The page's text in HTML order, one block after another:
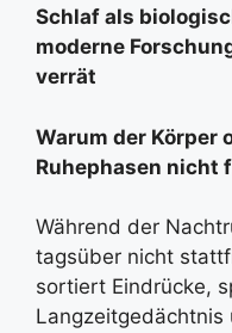
Schlaf als
moderne
verrät
Warum der Körper
Ruhephasen nicht
Während der
tagsüber nicht
sortiert Eindrücke,
Langzeitgedächtnis